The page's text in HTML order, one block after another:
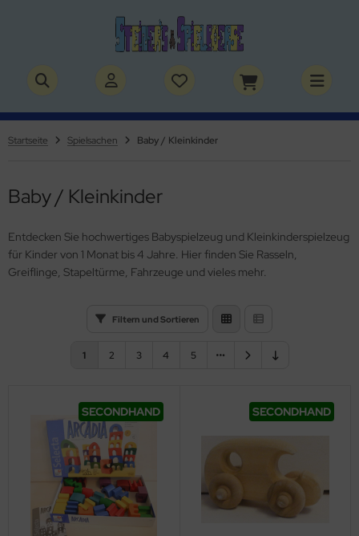
Startseite Spielsachen Baby / Kleinkinder
Baby / Kleinkinder
Entdecken Sie hochwertiges Babyspielzeug und Kleinkinderspielzeug
für Kinder von 1 Monat bis 4 Jahre. Hier finden Sie Rasseln,
Greiflinge, Stapeltürme, Fahrzeuge und vieles mehr.
Filtern und Sortieren
1 2 3 4 5
SECONDHAND SECONDHAND